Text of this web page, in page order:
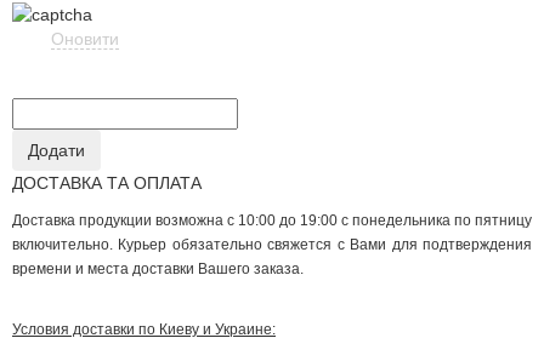
Оновити
ДОСТАВКА ТА ОПЛАТА
Доставка продукции возможна с 10:00 до 19:00 с понедельника по пятницу
включительно. Курьер обязательно свяжется с Вами для подтверждения
времени и места доставки Вашего заказа.
Условия доставки по Киеву и Украине: